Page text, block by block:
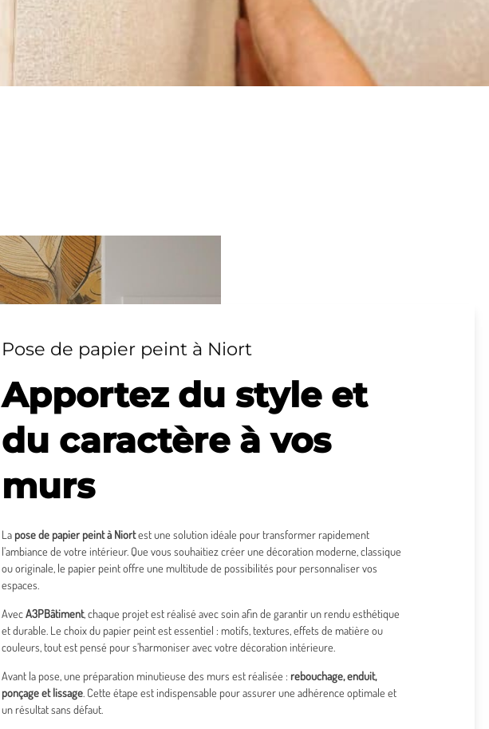
Pose de papier peint à Niort
Apportez du style et
du caractère à vos
murs
La pose de papier peint à Niortest une solution idéale pour transformer rapidement
l’ambiance de votre intérieur. Que vous souhaitiez créer une décoration moderne, classique
ou originale, le papier peint offre une multitude de possibilités pour personnaliser vos
espaces.
AvecA3PBâtiment, chaque projet est réalisé avec soin afin de garantir un rendu esthétique
et durable. Le choix du papier peint est essentiel : motifs, textures, effets de matière ou
couleurs, tout est pensé pour s’harmoniser avec votre décoration intérieure.
Avant la pose, une préparation minutieuse des murs est réalisée : rebouchage, enduit,
ponçage et lissage. Cette étape est indispensable pour assurer une adhérence optimale et
un résultat sans défaut.